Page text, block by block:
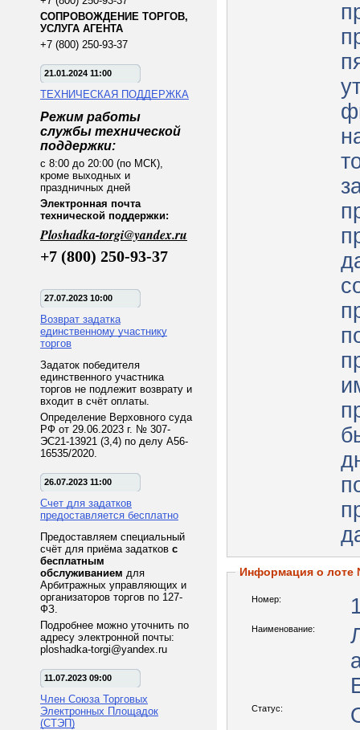
СОПРОВОЖДЕНИЕ ТОРГОВ,
УСЛУГА АГЕНТА
+7 (800) 250-93-37
21.01.2024 11:00
ТЕХНИЧЕСКАЯ ПОДДЕРЖКА
Режим работы
службы технической
поддержки:
с 8:00 до 20:00 (по МСК),
кроме выходных и
праздничных дней
Электронная почта
технической поддержки:
Ploshadka-torgi@yandex.ru
+7 (800) 250-93-37
27.07.2023 10:00
Возврат задатка
единственному участнику
торгов
Задаток победителя
единственного участника
торгов не подлежит возврату и
входит в счёт оплаты.
Определение Верховного суда
РФ от 29.06.2023 г. № 307-
ЭС21-13921 (3,4) по делу А56-
16535/2020.
26.07.2023 11:00
Счет для задатков
предоставляется бесплатно
Предоставляем специальный
счёт для приёма задатков с
бесплатным
обслуживанием для
Арбитражных управляющих и
организаторов торгов по 127-
ФЗ.
Подробнее можно уточнить по
адресу электронной почты:
ploshadka-torgi@yandex.ru
11.07.2023 09:00
Член Союза Торговых
Электронных Площадок
(СТЭП)
Информация о лоте
Номер:
Наименование:
Статус: